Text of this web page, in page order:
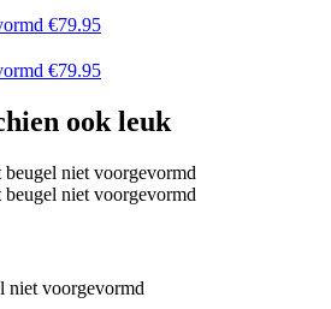
€79.95
€79.95
ook leuk
niet voorgevormd